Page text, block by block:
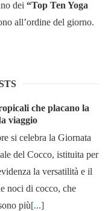
dei “Top Ten Yoga
all’ordine del giorno.
che placano la
viaggio
si celebra la Giornata
del Cocco, istituita per
la versatilità e il
noci di cocco, che
più[...]